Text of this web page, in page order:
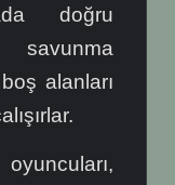
doğru
alanları